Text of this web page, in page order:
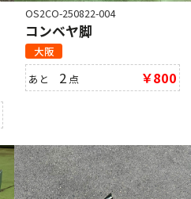
OS2CO-250822-004
コンベヤ脚
大阪
あと 2 点 ￥800